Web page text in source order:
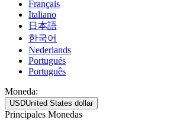
Français
Italiano
日本語
한국어
Nederlands
Portugués
Português
Moneda:
USDUnited States dollar
Principales Monedas